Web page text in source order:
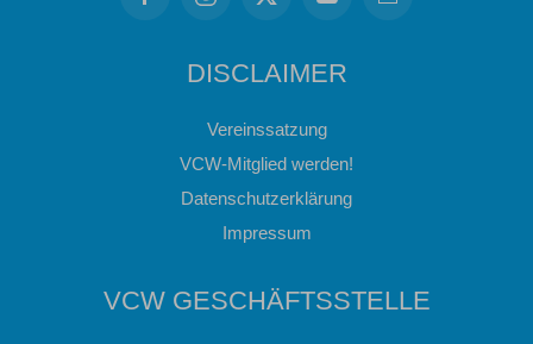
DISCLAIMER
Vereinssatzung
VCW-Mitglied werden!
Datenschutzerklärung
Impressum
VCW GESCHÄFTSSTELLE